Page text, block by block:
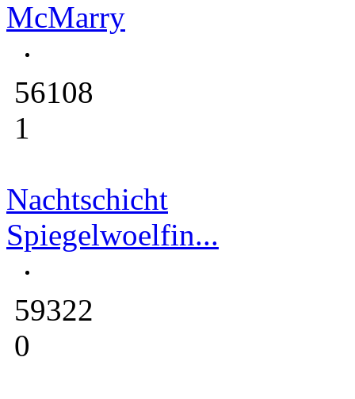
McMarry
56108
1
Nachtschicht
Spiegelwoelfin...
59322
0